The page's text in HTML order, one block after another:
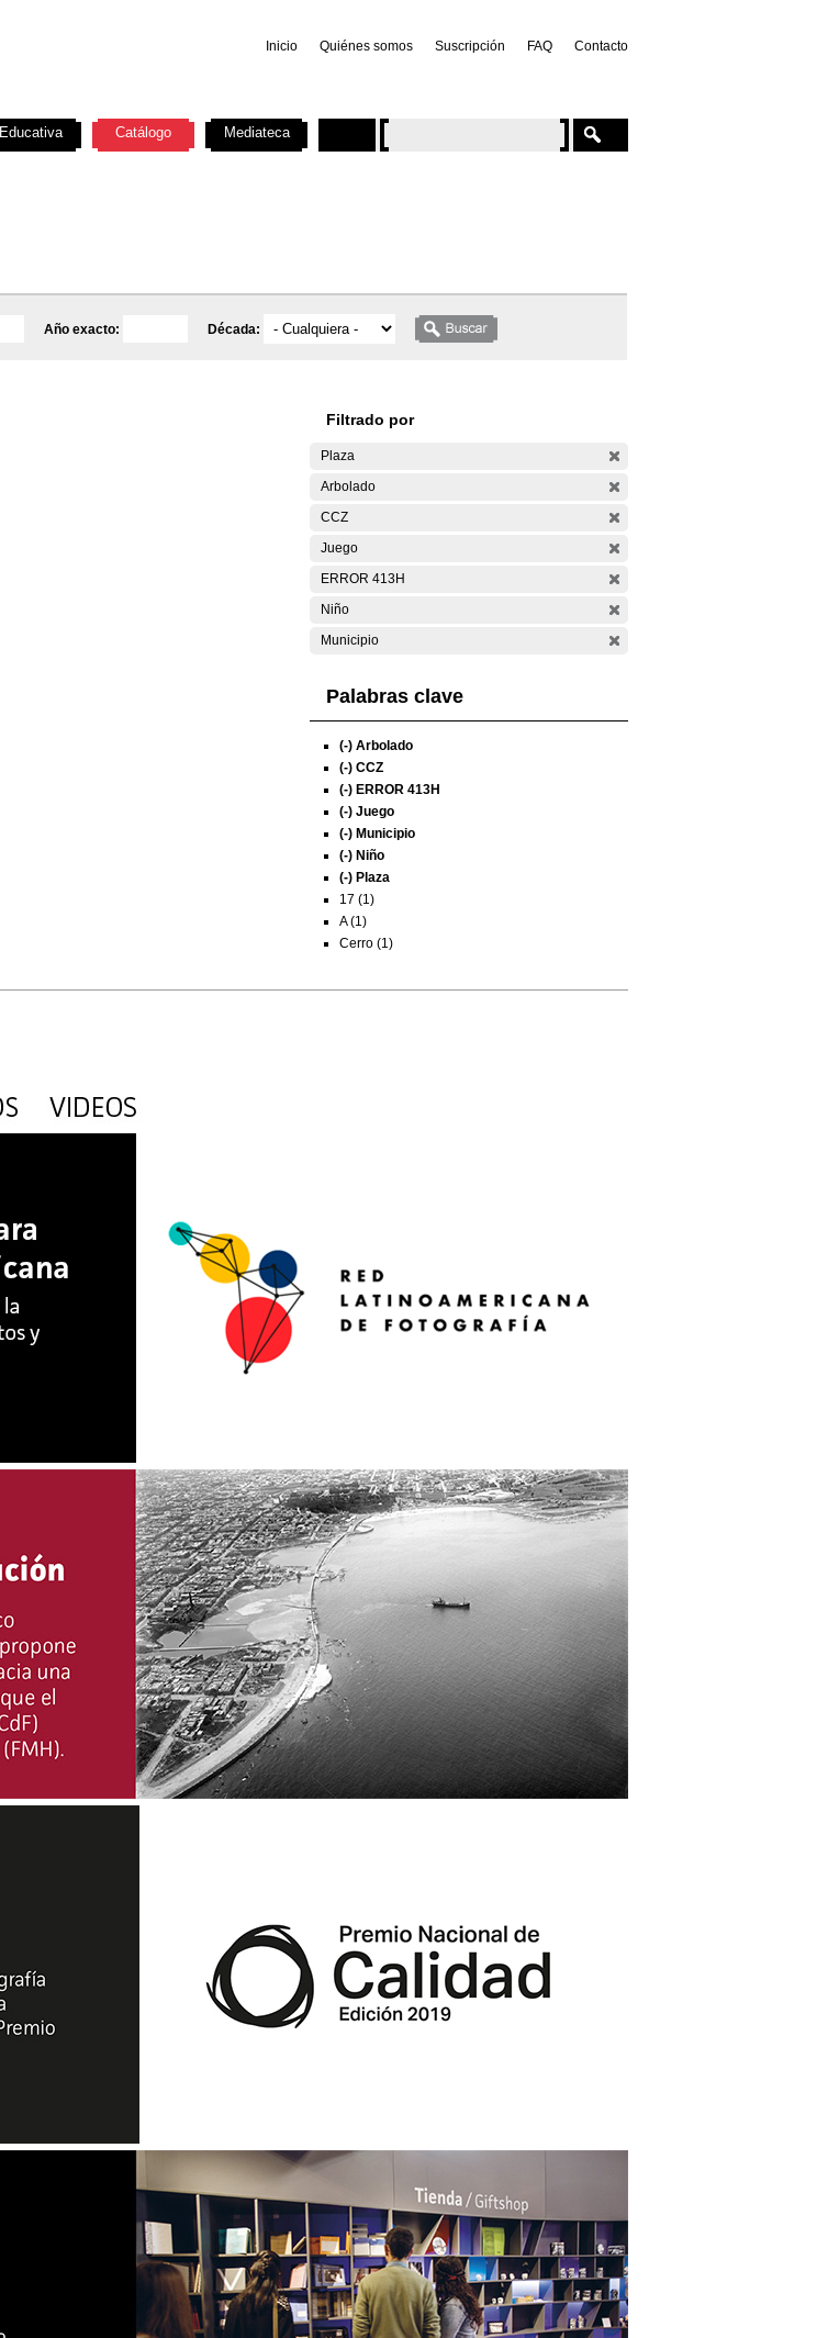
Inicio Quiénes somos Suscripción FAQ Contacto
Año exacto: Década:
Filtrado por
Plaza
Arbolado
CCZ
Juego
ERROR 413H
Niño
Municipio
Palabras clave
(-) Arbolado
(-) CCZ
(-) ERROR 413H
(-) Juego
(-) Municipio
(-) Niño
(-) Plaza
17 (1)
A (1)
Cerro (1)
Educativa Catálogo Mediateca